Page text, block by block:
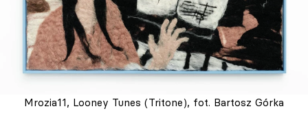
Mrozia11, Looney Tunes (Tritone), fot. Bartosz Górka